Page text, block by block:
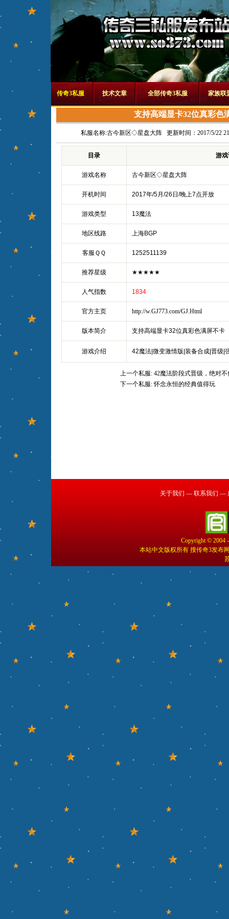
传奇3私服 技术文章 全部传奇3私服 家族联
支持高端显卡32位真彩色
私服名称:古今新区◇星盘大阵更新时间：2017/5/22
目录 游
游戏名称 古今新区◇星盘大阵
开机时间 2017年/5月/26日/晚上7点开放
游戏类型 13魔法
地区线路 上海BGP
客服ＱＱ 1252511139
推荐星级 ★★★★★
人气指数 1834
官方主页 http://w.GJ773.com/GJ.Html
版本简介 支持高端显卡32位真彩色满屏不卡
游戏介绍 42魔法|微变激情版|装备合成|晋级|
上一个私服: 42魔法阶段式晋级，绝对
下一个私服:怀念永恒的经典值得玩
关于我们 — 联系我们 —
Copyright © 2004
本站中文版权所有 搜传奇3发布